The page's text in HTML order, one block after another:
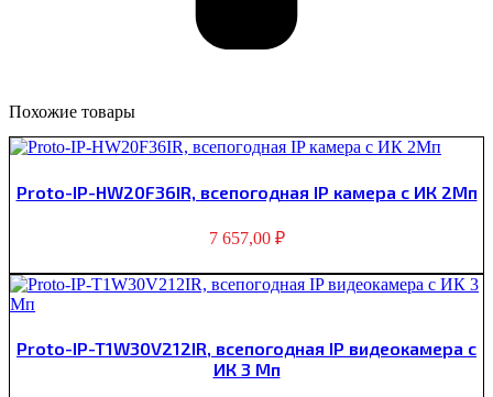
Похожие товары
Proto-IP-HW20F36IR, всепогодная IP камера с ИК 2Мп
7 657,00 ₽
Proto-IP-T1W30V212IR, всепогодная IP видеокамера с
ИК 3 Мп